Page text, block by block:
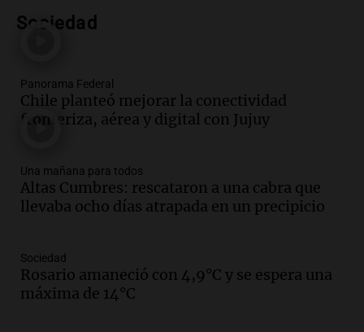
luminarias públicas destruidas en 14
Audio.San Miguel de Tucumán:
vandalismo destruye 433 luminarias
públicas en 14 meses y afecta la
Panorama Federal
Episodios
Audio.Secuestran 28 bultos de
mercadería extranjera en control
Panorama Federal
Episodios
Audio.Mujer de 92 años fallece
Sociedad
Panorama Federal
Chile planteó mejorar la conectividad
fronteriza, aérea y digital con Jujuy
Una mañana para todos
Altas Cumbres: rescataron a una cabra que
llevaba ocho días atrapada en un precipicio
Sociedad
Rosario amaneció con 4,9°C y se espera una
máxima de 14°C